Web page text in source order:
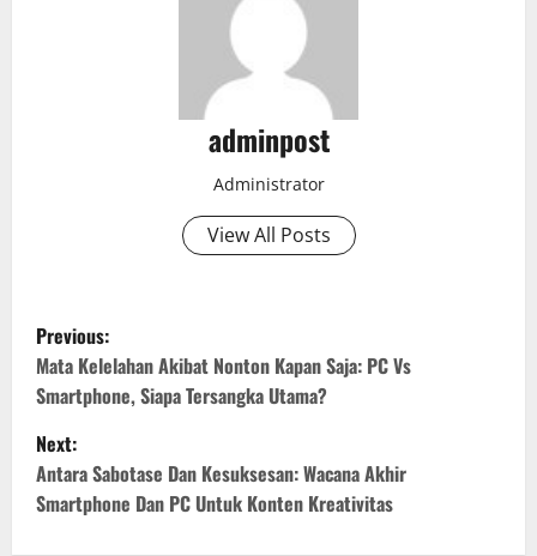
adminpost
Administrator
View All Posts
P
o
s
t
n
Previous:
Mata Kelelahan Akibat Nonton Kapan Saja: PC Vs
Smartphone, Siapa Tersangka Utama?
Next:
Antara Sabotase Dan Kesuksesan: Wacana Akhir
Smartphone Dan PC Untuk Konten Kreativitas